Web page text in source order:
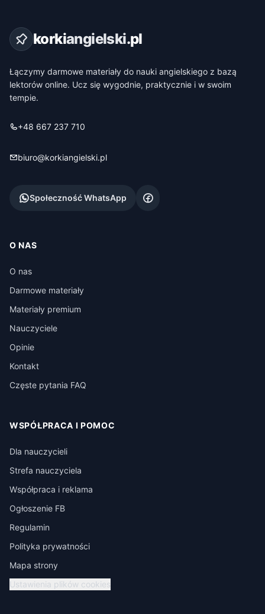
korkiangielski.pl
Łączymy darmowe materiały do nauki angielskiego z bazą
lektorów online. Ucz się wygodnie, praktycznie i w swoim
tempie.
+48 667 237 710
biuro@korkiangielski.pl
Społeczność WhatsApp
O NAS
O nas
Darmowe materiały
Materiały premium
Nauczyciele
Opinie
Kontakt
Częste pytania FAQ
WSPÓŁPRACA I POMOC
Dla nauczycieli
Strefa nauczyciela
Współpraca i reklama
Ogłoszenie FB
Regulamin
Polityka prywatności
Mapa strony
Ustawienia plików cookies